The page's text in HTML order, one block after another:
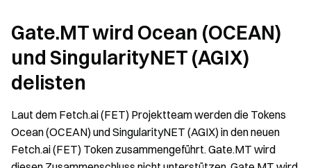
Gate.MT wird Ocean (OCEAN)
und SingularityNET (AGIX)
delisten
Laut dem Fetch.ai (FET) Projektteam werden die Tokens
Ocean (OCEAN) und SingularityNET (AGIX) in den neuen
Fetch.ai (FET) Token zusammengeführt. Gate.MT wird